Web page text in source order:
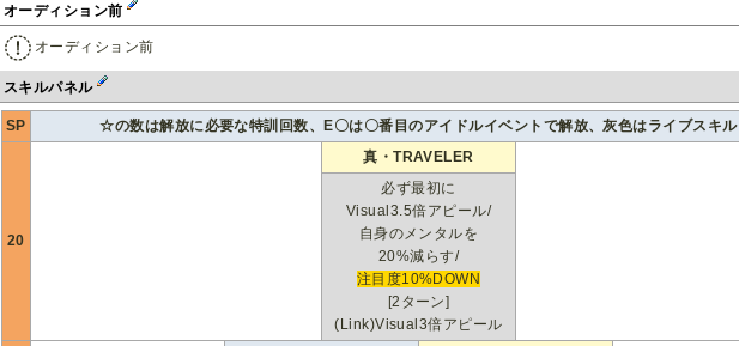
オーディション前
オーディション前
スキルパネル
SP ☆の数は解放に必要な特訓回数、E〇は〇番目のアイドルイベントで解放、灰色はライブスキル
20
真・TRAVELER
必ず最初に
Visual3.5倍アピール/
自身のメンタルを
20%減らす/
注目度10%DOWN
[2ターン]
(Link)Visual3倍アピール